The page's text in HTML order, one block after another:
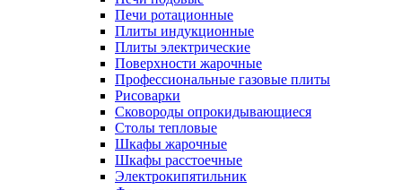
Печи ротационные
Плиты индукционные
Плиты электрические
Поверхности жарочные
Профессиональные газовые плиты
Рисоварки
Сковороды опрокидывающиеся
Столы тепловые
Шкафы жарочные
Шкафы расстоечные
Электрокипятильник